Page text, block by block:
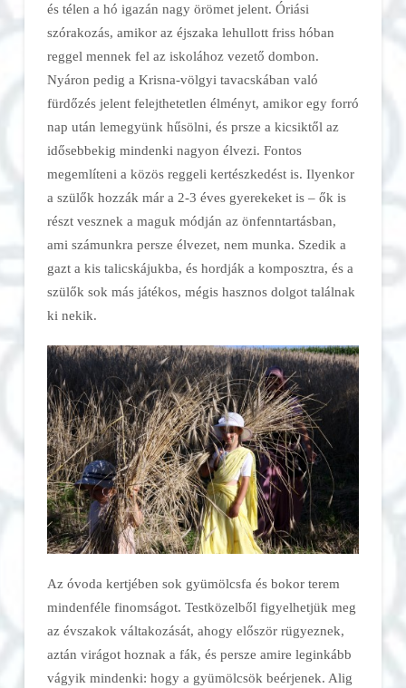
és télen a hó igazán nagy örömet jelent. Óriási
szórakozás, amikor az éjszaka lehullott friss hóban
reggel mennek fel az iskolához vezető dombon.
Nyáron pedig a Krisna-völgyi tavacskában való
fürdőzés jelent felejthetetlen élményt, amikor egy forró
nap után lemegyünk hűsölni, és prsze a kicsiktől az
idősebbekig mindenki nagyon élvezi. Fontos
megemlíteni a közös reggeli kertészkedést is. Ilyenkor
a szülők hozzák már a 2-3 éves gyerekeket is – ők is
részt vesznek a maguk módján az önfenntartásban,
ami számunkra persze élvezet, nem munka. Szedik a
gazt a kis talicskájukba, és hordják a komposztra, és a
szülők sok más játékos, mégis hasznos dolgot találnak
ki nekik.
Az óvoda kertjében sok gyümölcsfa és bokor terem
mindenféle finomságot. Testközelből figyelhetjük meg
az évszakok váltakozását, ahogy először rügyeznek,
aztán virágot hoznak a fák, és persze amire leginkább
vágyik mindenki: hogy a gyümölcsök beérjenek. Alig